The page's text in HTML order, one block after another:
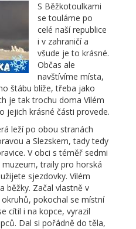
S Běžkotoulkami
se touláme po
celé naší republice
i v zahraničí a
všude je to krásné.
Občas ale
navštívíme místa,
štábu blíže, třeba jako
je tak trochu doma Vilém
jejich krásné části provede.
leží po obou stranách
a Slezskem, tady tedy
V obci s téměř sedmi
traily pro horská
sjezdovky. Vilém
běžky. Začal vlastně v
pokochal se místní
cítil i na kopce, vyrazil
Dal si pořádně do těla,